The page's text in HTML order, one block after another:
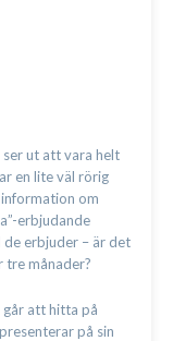
ser ut att vara helt
en lite väl rörig
om
erbjudande
erbjuder – är det
tre månader?
att hitta på
på sin